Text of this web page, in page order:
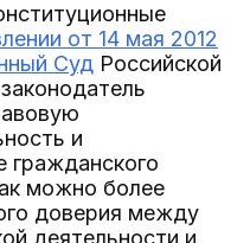
от 14 мая 2012
Суд Российской
и
гражданского
можно более
доверия между
деятельности и